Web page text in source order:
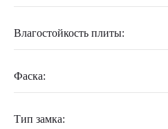
Влагостойкость плиты:
Фаска:
Тип замка: